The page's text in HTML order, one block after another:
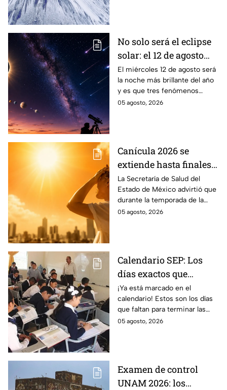
No solo será el eclipse
solar: el 12 de agosto
ocurrirán tres
fenómenos
astronómicos que
México sí podrá ver
El miércoles 12 de agosto será
la noche más brillante del año
y es que tres fenómenos
astronómicos ocurrirán el
05 agosto, 2026
Canícula 2026 se
extiende hasta finales
de agosto: estas son las
enfermedades más
comunes de la
temporada
La Secretaría de Salud del
Estado de México advirtió que
durante la temporada de la
canícula 2026 suelen aumentar
05 agosto, 2026
Calendario SEP: Los
días exactos que
quedan de las
vacaciones de verano
antes del regreso a
clases
¡Ya está marcado en el
calendario! Estos son los días
que faltan para terminar las
vacaciones de verano y que dé
05 agosto, 2026
Examen de control
UNAM 2026: los